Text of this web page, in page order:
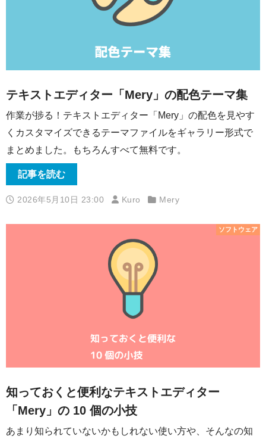
テキストエディター「Mery」の配色テーマ集
作業が捗る！テキストエディター「Mery」の配色を見やす
くカスタマイズできるテーマファイルをギャラリー形式で
まとめました。もちろんすべて無料です。
記事を読む
2026年5月10日 23:00 Kuro Mery
ソフトウェア
知っておくと便利なテキストエディター
「Mery」の 10 個の小技
あまり知られていないかもしれない使い方や、そんなの知